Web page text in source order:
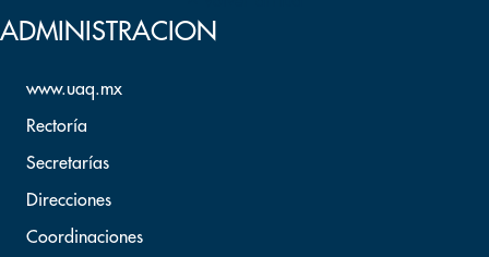
ADMINISTRACION
www.uaq.mx
Rectoría
Secretarías
Direcciones
Coordinaciones